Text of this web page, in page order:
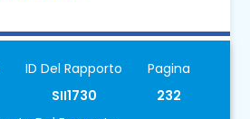
ID Del Rapporto
SII1730
Pagina
232